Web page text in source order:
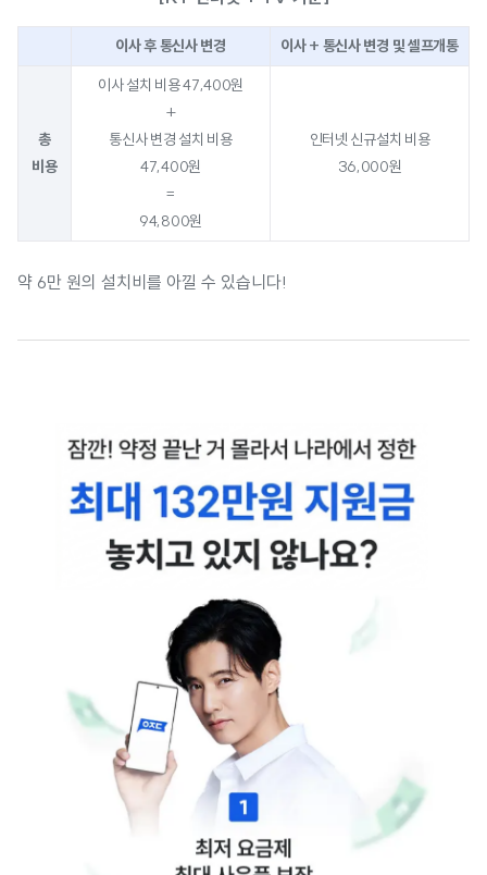
이사 후 통신사 변경 이사 + 통신사 변경 및 셀프개통
총
비용
이사 설치 비용 47,400원
+
통신사 변경 설치 비용
47,400원
=
94,800원
인터넷 신규설치 비용
36,000원
약 6만 원의 설치비를 아낄 수 있습니다!